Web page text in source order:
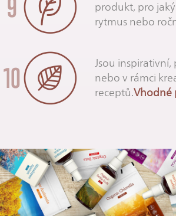
produkt, pro
rytmus nebo
Jsou
nebo v rámci
receptů.Vhodné